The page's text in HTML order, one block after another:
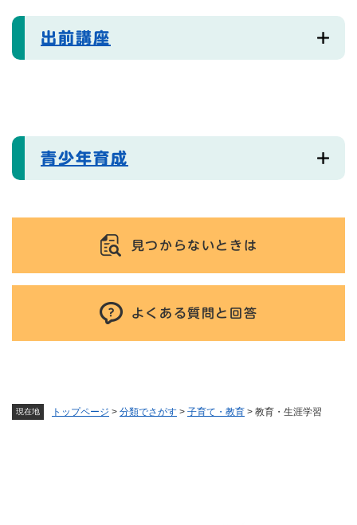
現在地 トップページ > 分類でさがす > 子育て・教育 > 教育・生涯学習
出前講座
青少年育成
見つからないときは
よくある質問と回答